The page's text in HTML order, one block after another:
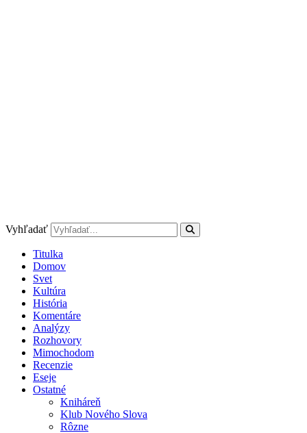
Vyhľadať
Titulka
Domov
Svet
Kultúra
História
Komentáre
Analýzy
Rozhovory
Mimochodom
Recenzie
Eseje
Ostatné
Kniháreň
Klub Nového Slova
Rôzne